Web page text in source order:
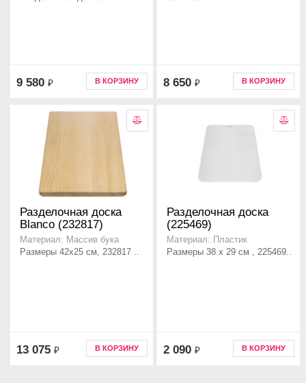
9 580 ₽ В КОРЗИНУ 8 650 ₽ В КОРЗИНУ
Разделочная доска
Blanco (232817)
Материал: Массив бука
Размеры 42x25 см, 232817 ..
13 075 ₽ В КОРЗИНУ
Разделочная доска
(225469)
Материал: Пластик
Размеры 38 x 29 см , 225469..
2 090 ₽ В КОРЗИНУ